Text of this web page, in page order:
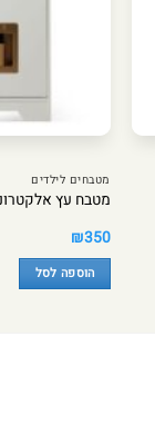
מטבחים לילדים
מטבח עץ
₪350
הוספה לסל